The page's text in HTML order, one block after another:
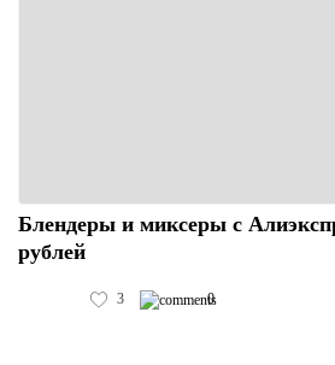
Блендеры и миксеры с
рублей
3 0